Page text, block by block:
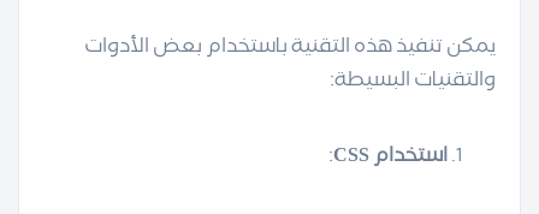
يمكن تنفيذ هذه التقنية باستخدام بعض الأدوات
والتقنيات البسيطة:
استخدام CSS :